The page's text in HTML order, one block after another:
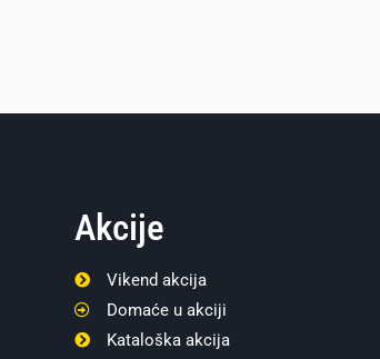
Akcije
Vikend akcija
Domaće u akciji
Kataloška akcija